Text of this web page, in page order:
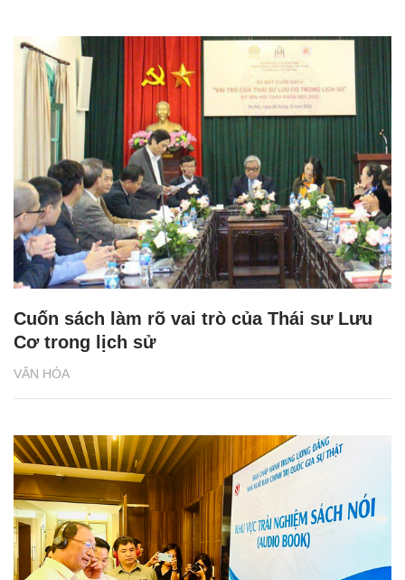
VĂN HÓA
Cuốn sách làm rõ vai trò của Thái sư Lưu
Cơ trong lịch sử